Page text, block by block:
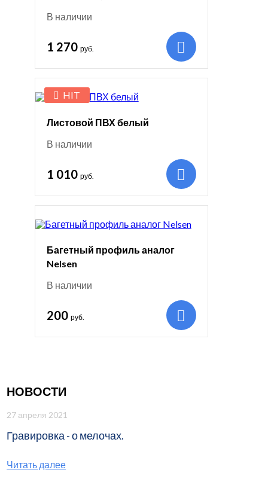
В наличии
1 270 руб.
HIT
Листовой ПВХ белый
В наличии
1 010 руб.
Багетный профиль аналог
Nelsen
В наличии
200 руб.
НОВОСТИ
27 апреля 2021
Гравировка - о мелочах.
Читать далее